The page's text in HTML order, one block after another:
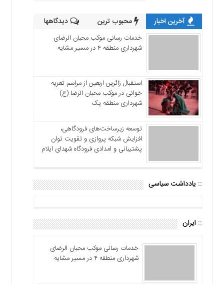
آخرین اخبار محبوب ترین دیدگاهها
خدمات رسانی موکب محبان الرضای
شهرداری منطقه ۴ در مسیر مشایه
استقبال زائرین اربعین از مراسم تعزیه
خوانی در موکب محبان الرضا (ع)
شهرداری منطقه یک
توسعه زیرساخت‌های فرودگاهی،
افزایش شبکه پروازی و تقویت توان
پشتیبانی و امدادی فرودگاه شهدای ایلام
:: یادداشت سیاسی
:: ایران
خدمات رسانی موکب محبان الرضای
شهرداری منطقه ۴ در مسیر مشایه